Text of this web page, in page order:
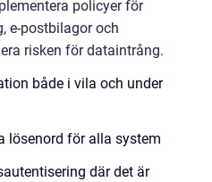
policyer för
e-postbilagor och
risken för dataintrång.
både i vila och under
lösenord för alla system
där det är